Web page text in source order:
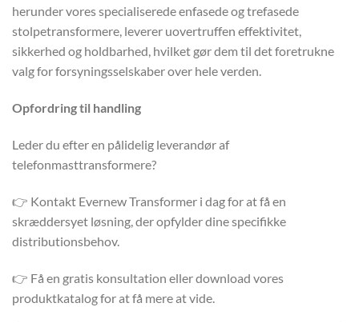
herunder vores specialiserede enfasede og trefasede
stolpetransformere, leverer uovertruffen effektivitet,
sikkerhed og holdbarhed, hvilket gør dem til det foretrukne
valg for forsyningsselskaber over hele verden.
Opfordring til handling
Leder du efter en pålidelig leverandør af
telefonmasttransformere?
👉 Kontakt Evernew Transformer i dag for at få en
skræddersyet løsning, der opfylder dine specifikke
distributionsbehov.
👉 Få en gratis konsultation eller download vores
produktkatalog for at få mere at vide.